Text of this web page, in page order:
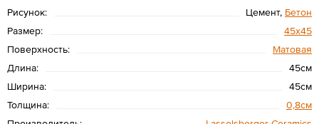
Рисунок:
Цемент, Бетон
Размер:
45х45
Поверхность:
Матовая
Длина:
45см
Ширина:
45см
Толщина:
0,8см